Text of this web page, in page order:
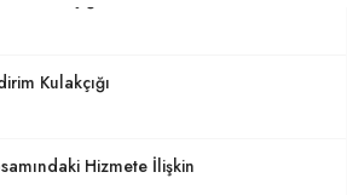
Kulakçığı
Hizmete İlişkin